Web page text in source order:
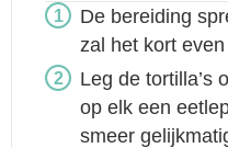
De bereiding
zal het kort
Leg de tortilla’s
op elk een
smeer